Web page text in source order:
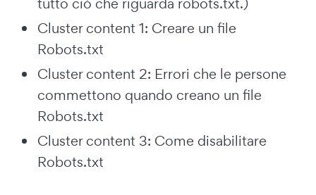
Cluster content 1: Creare un file
Robots.txt
Cluster content 2: Errori che le persone
commettono quando creano un file
Robots.txt
Cluster content 3: Come disabilitare
Robots.txt